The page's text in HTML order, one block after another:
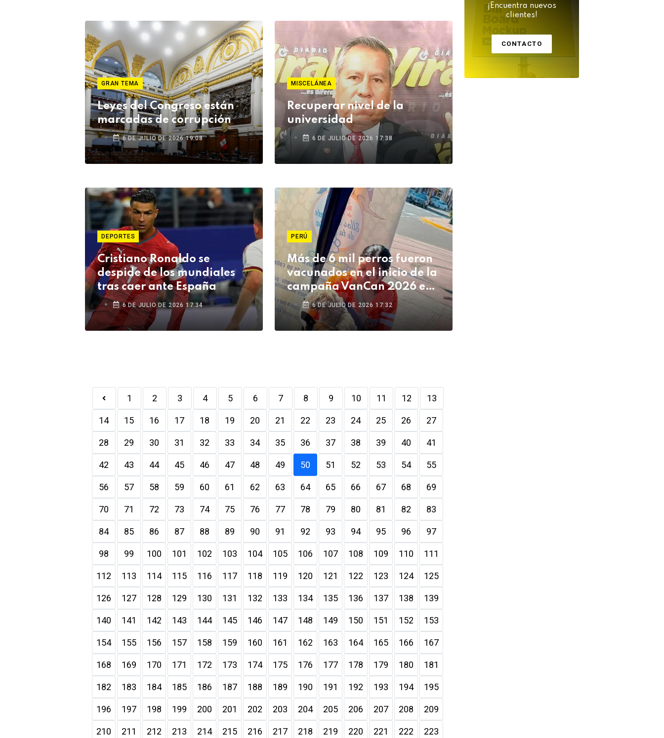
GRAN TEMA
Leyes del Congreso están
marcadas de corrupción
6 DE JULIO DE 2026 19:08
MISCELÁNEA
Recuperar nivel de la
universidad
6 DE JULIO DE 2026 17:38
DEPORTES
Cristiano Ronaldo se
despide de los mundiales
tras caer ante España
6 DE JULIO DE 2026 17:34
PERÚ
Más de 6 mil perros fueron
vacunados en el inicio de la
campaña VanCan 2026 en
Tacna6 DE JULIO DE 2026 17:32
1 2 3 4 5 6 7 8 9 10 11 12 13
14 15 16 17 18 19 20 21 22 23 24 25 26 27
28 29 30 31 32 33 34 35 36 37 38 39 40 41
42 43 44 45 46 47 48 49 50 51 52 53 54 55
56 57 58 59 60 61 62 63 64 65 66 67 68 69
70 71 72 73 74 75 76 77 78 79 80 81 82 83
84 85 86 87 88 89 90 91 92 93 94 95 96 97
98 99 100 101 102 103 104 105 106 107 108 109 110 111
112 113 114 115 116 117 118 119 120 121 122 123 124 125
126 127 128 129 130 131 132 133 134 135 136 137 138 139
140 141 142 143 144 145 146 147 148 149 150 151 152 153
154 155 156 157 158 159 160 161 162 163 164 165 166 167
168 169 170 171 172 173 174 175 176 177 178 179 180 181
182 183 184 185 186 187 188 189 190 191 192 193 194 195
196 197 198 199 200 201 202 203 204 205 206 207 208 209
210 211 212 213 214 215 216 217 218 219 220 221 222 223
¡Encuentra nuevos
clientes!
CONTACTO